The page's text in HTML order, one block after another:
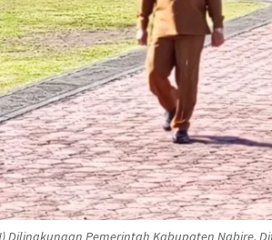
Dilingkungan Pemerintah Kabupaten Nabire,